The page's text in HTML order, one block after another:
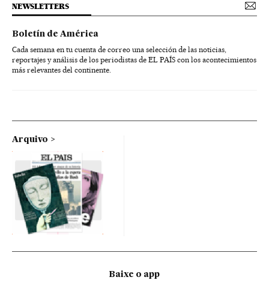
NEWSLETTERS
Boletín de América
Cada semana en tu cuenta de correo una selección de las noticias,
reportajes y análisis de los periodistas de EL PAÍS con los acontecimientos
más relevantes del continente.
Arquivo
Baixe o app